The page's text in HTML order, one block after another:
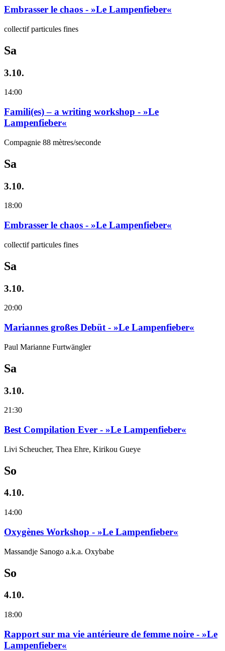
Embrasser le chaos - »Le Lampenfieber«
collectif particules fines
Sa
3.10.
14:00
Famili(es) – a writing workshop - »Le
Lampenfieber«
Compagnie 88 mètres/seconde
Sa
3.10.
18:00
Embrasser le chaos - »Le Lampenfieber«
collectif particules fines
Sa
3.10.
20:00
Mariannes großes Debüt - »Le Lampenfieber«
Paul Marianne Furtwängler
Sa
3.10.
21:30
Best Compilation Ever - »Le Lampenfieber«
Livi Scheucher, Thea Ehre, Kirikou Gueye
So
4.10.
14:00
Oxygènes Workshop - »Le Lampenfieber«
Massandje Sanogo a.k.a. Oxybabe
So
4.10.
18:00
Rapport sur ma vie antérieure de femme noire - »Le
Lampenfieber«